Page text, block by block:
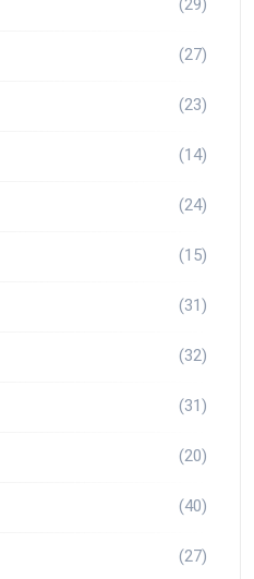
(29)
(27)
(23)
(14)
(24)
(15)
(31)
(32)
(31)
(20)
(40)
(27)